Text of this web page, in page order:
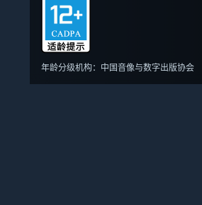
年龄分级机构：中国音像与数字出版协会